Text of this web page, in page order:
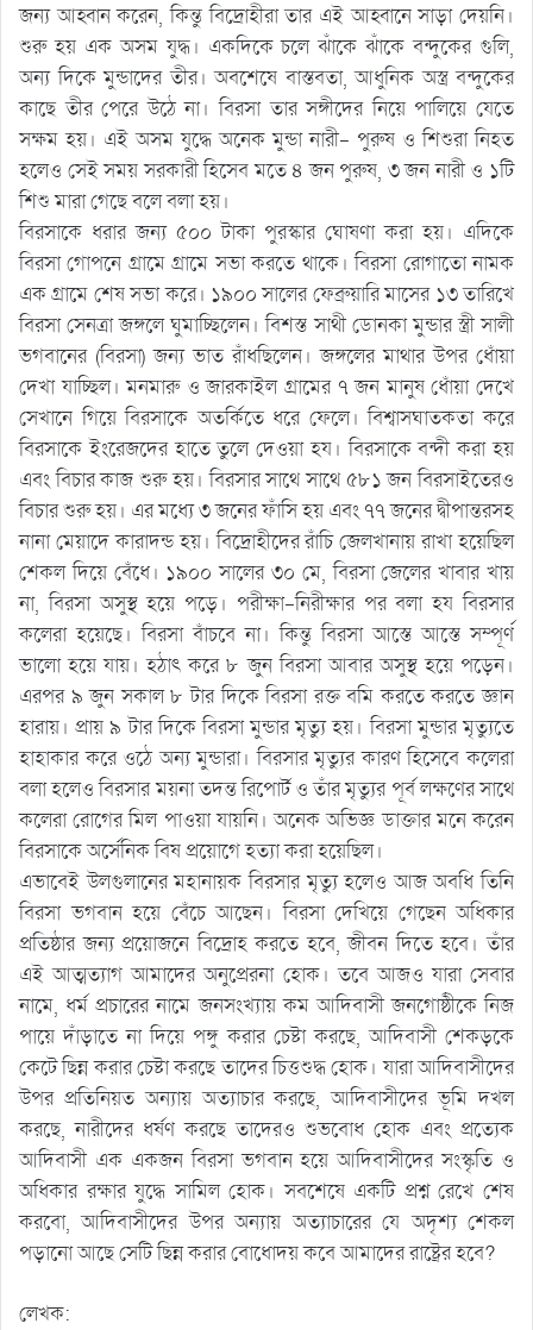
জন্য আহ্বান করেন, কিন্তু বিদ্রোহীরা তার এই আহ্বানে সাড়া দেয়নি।
শুরু হয় এক অসম যুদ্ধ। একদিকে চলে ঝাঁকে ঝাঁকে বন্দুকের গুলি,
অন্য দিকে মুন্ডাদের তীর। অবশেষে বাস্তবতা, আধুনিক অস্ত্র বন্দুকের
কাছে তীর পেরে উঠে না। বিরসা তার সঙ্গীদের নিয়ে পালিয়ে যেতে
সক্ষম হয়। এই অসম যুদ্ধে অনেক মুন্ডা নারী- পুরুষ ও শিশুরা নিহত
হলেও সেই সময় সরকারী হিসেব মতে ৪ জন পুরুষ, ৩ জন নারী ও ১টি
শিশু মারা গেছে বলে বলা হয়।
বিরসাকে ধরার জন্য ৫০০ টাকা পুরস্কার ঘোষণা করা হয়। এদিকে
বিরসা গোপনে গ্রামে গ্রামে সভা করতে থাকে। বিরসা রোগাতো নামক
এক গ্রামে শেষ সভা করে। ১৯০০ সালের ফেব্রুয়ারি মাসের ১৩ তারিখে
বিরসা সেনত্রা জঙ্গলে ঘুমাচ্ছিলেন। বিশস্ত সাথী ডোনকা মুন্ডার স্ত্রী সালী
ভগবানের (বিরসা) জন্য ভাত রাঁধছিলেন। জঙ্গলের মাথার উপর ধোঁয়া
দেখা যাচ্ছিল। মনমারু ও জারকাইল গ্রামের ৭ জন মানুষ ধোঁয়া দেখে
সেখানে গিয়ে বিরসাকে অতর্কিতে ধরে ফেলে। বিশ্বাসঘাতকতা করে
বিরসাকে ইংরেজদের হাতে তুলে দেওয়া হয। বিরসাকে বন্দী করা হয়
এবং বিচার কাজ শুরু হয়। বিরসার সাথে সাথে ৫৮১ জন বিরসাইতেরও
বিচার শুরু হয়। এর মধ্যে ৩ জনের ফাঁসি হয় এবং ৭৭ জনের দ্বীপান্তরসহ
নানা মেয়াদে কারাদন্ড হয়। বিদ্রোহীদের রাঁচি জেলখানায় রাখা হয়েছিল
শেকল দিয়ে বেঁধে। ১৯০০ সালের ৩০ মে, বিরসা জেলের খাবার খায়
না, বিরসা অসুস্থ হয়ে পড়ে। পরীক্ষা-নিরীক্ষার পর বলা হয বিরসার
কলেরা হয়েছে। বিরসা বাঁচবে না। কিন্তু বিরসা আস্তে আস্তে সম্পূর্ণ
ভালো হয়ে যায়। হঠাৎ করে ৮ জুন বিরসা আবার অসুস্থ হয়ে পড়েন।
এরপর ৯ জুন সকাল ৮ টার দিকে বিরসা রক্ত বমি করতে করতে জ্ঞান
হারায়। প্রায় ৯ টার দিকে বিরসা মুন্ডার মৃত্যু হয়। বিরসা মুন্ডার মৃত্যুতে
হাহাকার করে ওঠে অন্য মুন্ডারা। বিরসার মৃত্যুর কারণ হিসেবে কলেরা
বলা হলেও বিরসার ময়না তদন্ত রিপোর্ট ও তাঁর মৃত্যুর পূর্ব লক্ষণের সাথে
কলেরা রোগের মিল পাওয়া যায়নি। অনেক অভিজ্ঞ ডাক্তার মনে করেন
বিরসাকে অর্সেনিক বিষ প্রয়োগে হত্যা করা হয়েছিল।
এভাবেই উলগুলানের মহানায়ক বিরসার মৃত্যু হলেও আজ অবধি তিনি
বিরসা ভগবান হয়ে বেঁচে আছেন। বিরসা দেখিয়ে গেছেন অধিকার
প্রতিষ্ঠার জন্য প্রয়োজনে বিদ্রোহ করতে হবে, জীবন দিতে হবে। তাঁর
এই আত্মত্যাগ আমাদের অনুপ্রেরনা হোক। তবে আজও যারা সেবার
নামে, ধর্ম প্রচারের নামে জনসংখ্যায় কম আদিবাসী জনগোষ্ঠীকে নিজ
পায়ে দাঁড়াতে না দিয়ে পঙ্গু করার চেষ্টা করছে, আদিবাসী শেকড়কে
কেটে ছিন্ন করার চেষ্টা করছে তাদের চিত্তশুদ্ধ হোক। যারা আদিবাসীদের
উপর প্রতিনিয়ত অন্যায় অত্যাচার করছে, আদিবাসীদের ভূমি দখল
করছে, নারীদের ধর্ষণ করছে তাদেরও শুভবোধ হোক এবং প্রত্যেক
আদিবাসী এক একজন বিরসা ভগবান হয়ে আদিবাসীদের সংস্কৃতি ও
অধিকার রক্ষার যুদ্ধে সামিল হোক। সবশেষে একটি প্রশ্ন রেখে শেষ
করবো, আদিবাসীদের উপর অন্যায় অত্যাচারের যে অদৃশ্য শেকল
পড়ানো আছে সেটি ছিন্ন করার বোধোদয় কবে আমাদের রাষ্ট্রের হবে?
লেখক: